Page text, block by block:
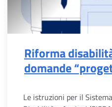
Riforma
domande
Le istruzioni per il